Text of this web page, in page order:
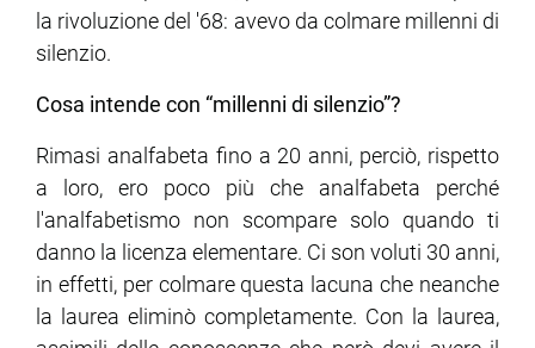
la rivoluzione del '68: avevo da colmare millenni di
silenzio.
Cosa intende con “millenni di silenzio”?
Rimasi analfabeta fino a 20 anni, perciò, rispetto
a loro, ero poco più che analfabeta perché
l'analfabetismo non scompare solo quando ti
danno la licenza elementare. Ci son voluti 30 anni,
in effetti, per colmare questa lacuna che neanche
la laurea eliminò completamente. Con la laurea,